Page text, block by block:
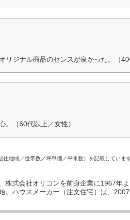
リジナル商品のセンスが良かった。（40
。（60代以上／女性）
地域／世帯数／坪単価／平米数）を記載しています
株式会社オリコンを前身企業に1967年
。ハウスメーカー（注文住宅）は、